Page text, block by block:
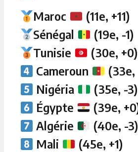
Maroc
(11e, +11)
Sénégal
(19e, -1)
Tunisie
(30e, +0)
Cameroun
(33e,
Nigéria
(35e, -3)
Égypte
(39e,
Algérie
(40e, -3)
Mali
(45e, +1)